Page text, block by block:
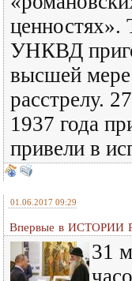
ценностях».
УНКВД
высшей мере
расстрелу.
1937 года
привели в
01.06.2017 09:29
Впервые в ИСТОРИИ
31